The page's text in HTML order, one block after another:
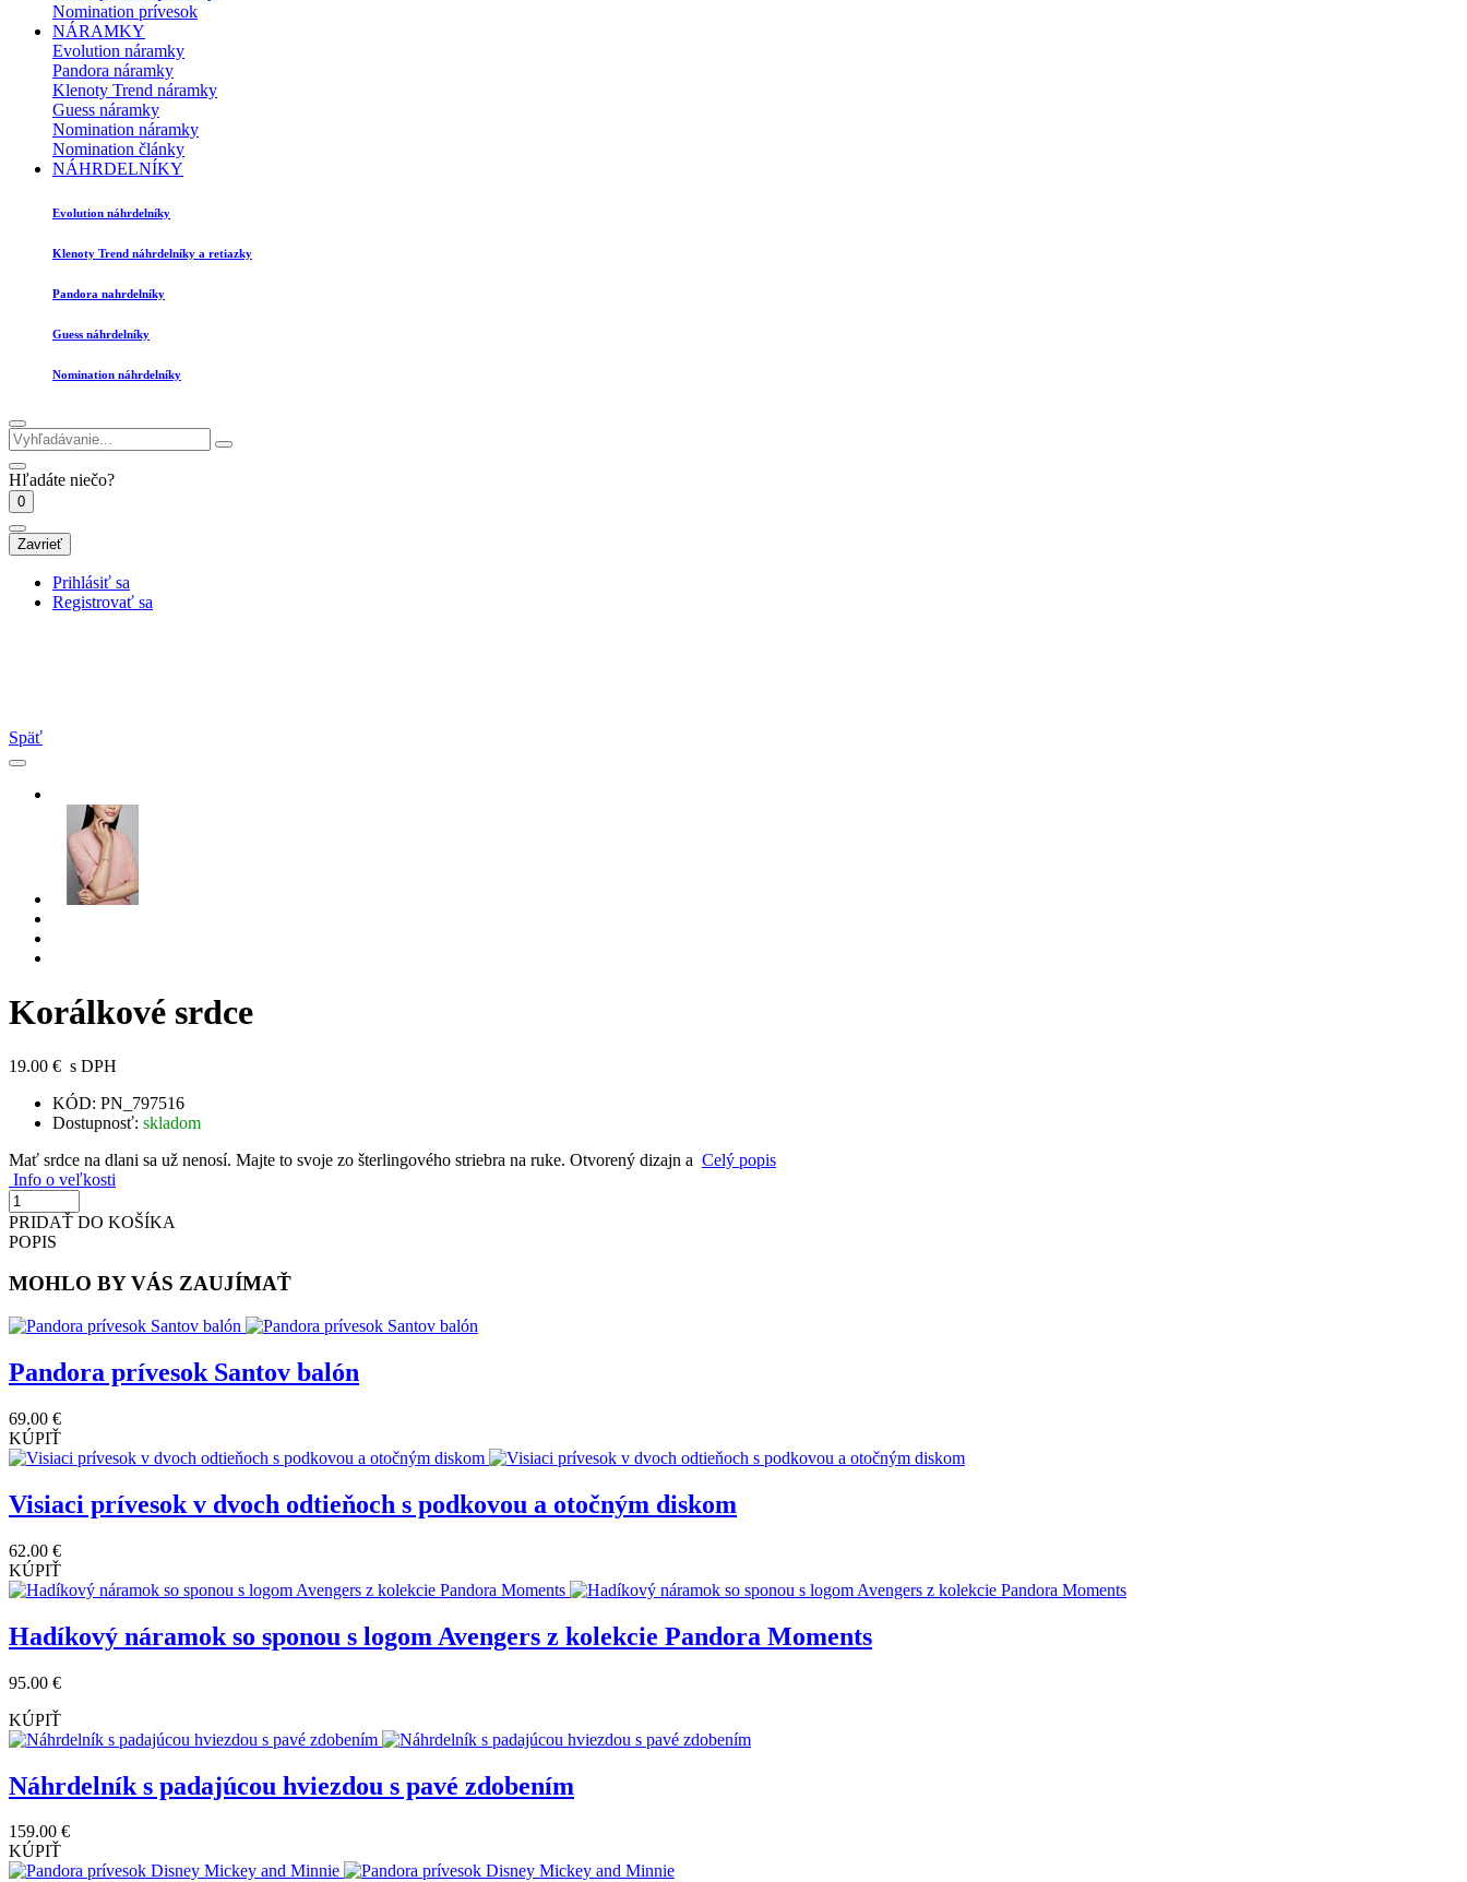
Nomination prívesok
NÁRAMKY
Evolution náramky
Pandora náramky
Klenoty Trend náramky
Guess náramky
Nomination náramky
Nomination články
NÁHRDELNÍKY
Evolution náhrdelníky
Klenoty Trend náhrdelníky a retiazky
Pandora nahrdelníky
Guess náhrdelníky
Nomination náhrdelníky
Hľadáte niečo?
0
Zavrieť
Prihlásiť sa
Registrovať sa
Späť
Korálkové srdce
19.00 € s DPH
KÓD: PN_797516
Dostupnosť: skladom
Mať srdce na dlani sa už nenosí. Majte to svoje zo šterlingového striebra na ruke. Otvorený dizajn a Celý popis
Info o veľkosti
PRIDAŤ DO KOŠÍKA
POPIS
MOHLO BY VÁS ZAUJÍMAŤ
Pandora prívesok Santov balón
69.00 €
KÚPIŤ
Visiaci prívesok v dvoch odtieňoch s podkovou a otočným diskom
62.00 €
KÚPIŤ
Hadíkový náramok so sponou s logom Avengers z kolekcie Pandora Moments
95.00 €
KÚPIŤ
Náhrdelník s padajúcou hviezdou s pavé zdobením
159.00 €
KÚPIŤ